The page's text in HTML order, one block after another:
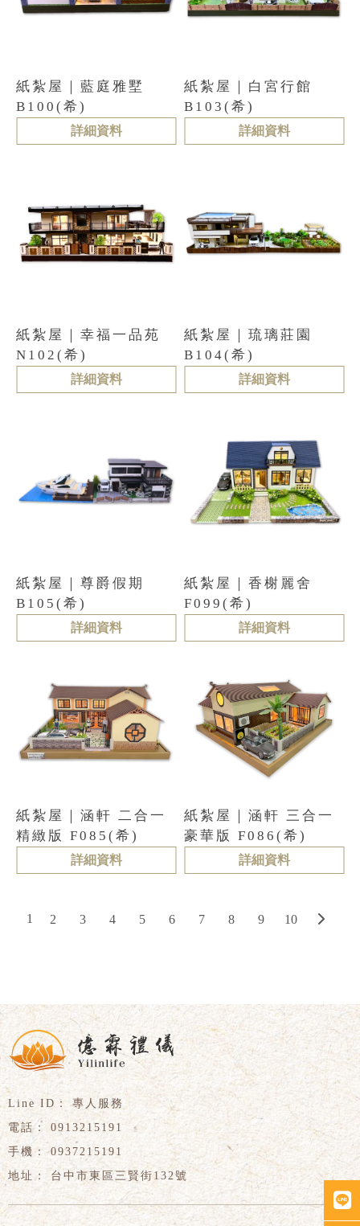
紙紮屋｜藍庭雅墅
B100(希)
詳細資料
紙紮屋｜白宮行館
B103(希)
詳細資料
紙紮屋｜幸福一品苑
N102(希)
詳細資料
紙紮屋｜琉璃莊園
B104(希)
詳細資料
紙紮屋｜尊爵假期
B105(希)
詳細資料
紙紮屋｜香榭麗舍
F099(希)
詳細資料
紙紮屋｜涵軒 二合一
精緻版 F085(希)
詳細資料
紙紮屋｜涵軒 三合一
豪華版 F086(希)
詳細資料
1 2 3 4 5 6 7 8 9 10
專人服務
0913215191
0937215191
台中市東區三賢街132號